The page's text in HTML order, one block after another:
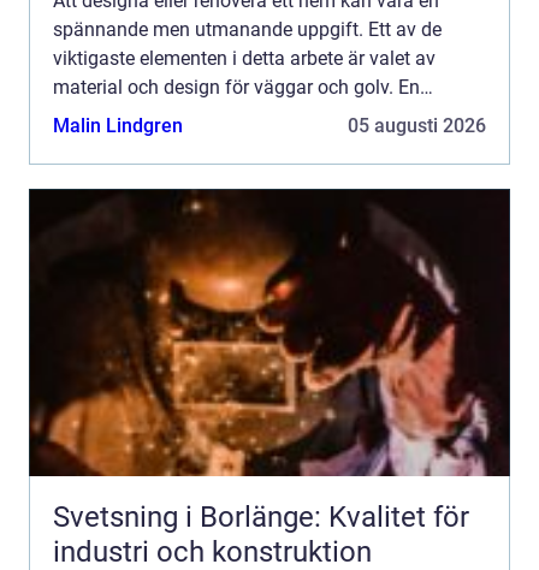
spännande men utmanande uppgift. Ett av de
viktigaste elementen i detta arbete är valet av
material och design för väggar och golv. En
utmärkande komponent som ofta drar blickarn...
Malin Lindgren 05 augusti 2026
Svetsning i Borlänge: Kvalitet för
industri och konstruktion